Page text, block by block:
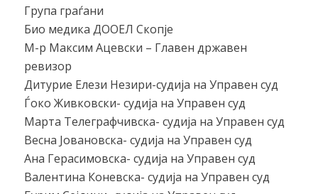
Група граѓани
Био медика ДООЕЛ Скопје
М-р Максим Ацевски – Главен државен
ревизор
Дитурие Елези Незири-судија на Управен суд
Ѓоко Живковски- судија на Управен суд
Марта Телеграфчивска- судија на Управен суд
Весна Јовановска- судија на Управен суд
Ана Герасимовска- судија на Управен суд
Валентина Коневска- судија на Управен суд